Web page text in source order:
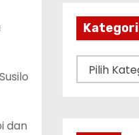
dan
Kategori
a